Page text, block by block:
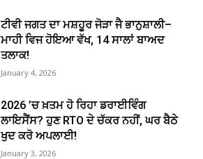
ਟੀਵੀ ਜਗਤ ਦਾ ਮਸ਼ਹੂਰ ਜੋੜਾ ਜੈ ਭਾਨੁਸ਼ਾਲੀ–
ਮਾਹੀ ਵਿਜ ਹੋਇਆ ਵੱਖ, 14 ਸਾਲਾਂ ਬਾਅਦ
ਤਲਾਕ!
January 4, 2026
2026 ’ਚ ਖ਼ਤਮ ਹੋ ਰਿਹਾ ਡਰਾਈਵਿੰਗ
ਲਾਇਸੈਂਸ? ਹੁਣ RTO ਦੇ ਚੱਕਰ ਨਹੀਂ, ਘਰ ਬੈਠੇ
ਖੁਦ ਕਰੋ ਅਪਲਾਈ!
January 3, 2026